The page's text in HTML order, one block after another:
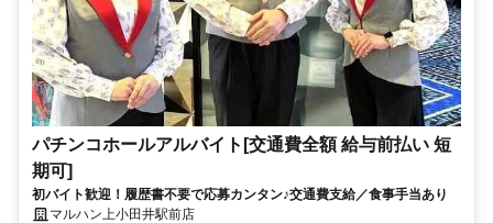
パチンコホールアルバイト[交通費全額 給与前払い 短
期可]
初バイト歓迎！履歴書不要で応募カンタン♪交通費支給／食事手当あり
マルハン上小田井駅前店